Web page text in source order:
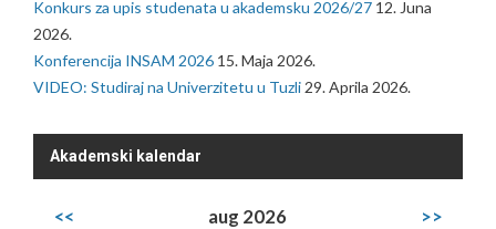
Konkurs za upis studenata u akademsku 2026/27 12. Juna
2026.
Konferencija INSAM 2026 15. Maja 2026.
VIDEO: Studiraj na Univerzitetu u Tuzli 29. Aprila 2026.
Akademski kalendar
<< aug 2026 >>